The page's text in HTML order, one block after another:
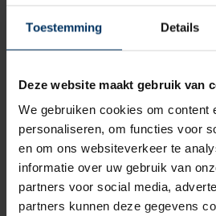
Toestemming Details
Deze website maakt gebruik van
We gebruiken cookies om content
personaliseren, om functies voor
en om ons websiteverkeer te
informatie over uw gebruik van
partners voor social media,
partners kunnen deze gegevens
Artikelnummer:
incl BTW